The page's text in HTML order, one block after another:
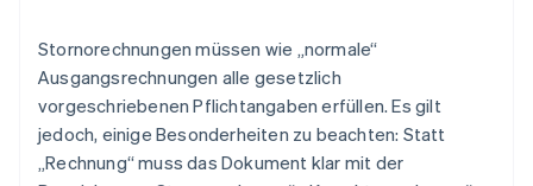
Stornorechnungen müssen wie „normale“
Ausgangsrechnungen alle gesetzlich
vorgeschriebenen Pflichtangaben erfüllen. Es gilt
jedoch, einige Besonderheiten zu beachten: Statt
„Rechnung“ muss das Dokument klar mit der